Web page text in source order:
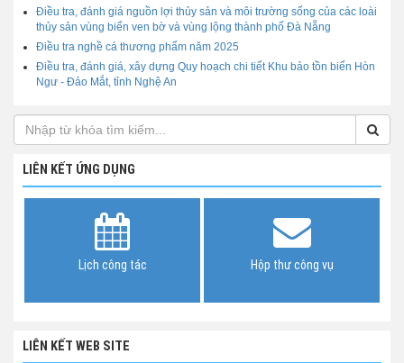
Điều tra, đánh giá nguồn lợi thủy sản và môi trường sống của các loài
thủy sản vùng biển ven bờ và vùng lộng thành phố Đà Nẵng
Điều tra nghề cá thương phẩm năm 2025
Điều tra, đánh giá, xây dựng Quy hoạch chi tiết Khu bảo tồn biển Hòn
Ngư - Đảo Mắt, tỉnh Nghệ An
LIÊN KẾT ỨNG DỤNG
Lịch công tác Hộp thư công vụ
LIÊN KẾT WEB SITE